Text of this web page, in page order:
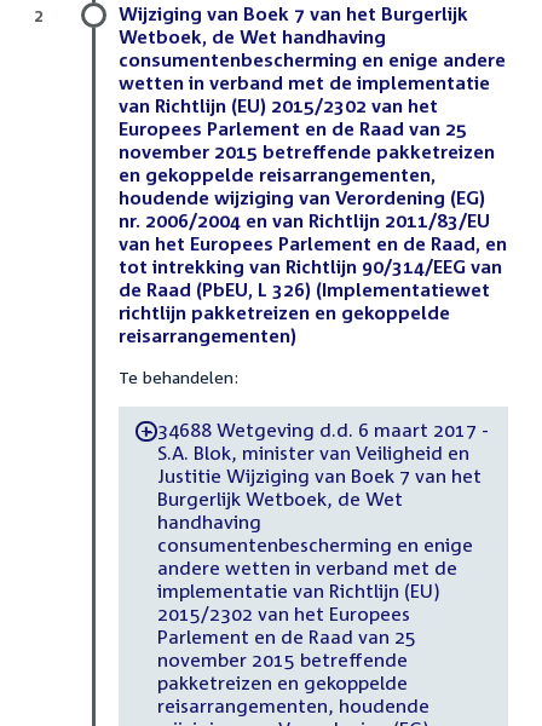
Wijziging van Boek 7 van het Burgerlijk
Wetboek, de Wet handhaving
consumentenbescherming en enige andere
wetten in verband met de implementatie
van Richtlijn (EU) 2015/2302 van het
Europees Parlement en de Raad van 25
november 2015 betreffende pakketreizen
en gekoppelde reisarrangementen,
houdende wijziging van Verordening (EG)
nr. 2006/2004 en van Richtlijn 2011/83/EU
van het Europees Parlement en de Raad, en
tot intrekking van Richtlijn 90/314/EEG van
de Raad (PbEU, L 326) (Implementatiewet
richtlijn pakketreizen en gekoppelde
reisarrangementen)
Te behandelen:
-34688 Wetgeving d.d. 6 maart 2017 -
S.A. Blok, minister van Veiligheid en
Justitie Wijziging van Boek 7 van het
Burgerlijk Wetboek, de Wet
handhaving
consumentenbescherming en enige
andere wetten in verband met de
implementatie van Richtlijn (EU)
2015/2302 van het Europees
Parlement en de Raad van 25
november 2015 betreffende
pakketreizen en gekoppelde
reisarrangementen, houdende
2